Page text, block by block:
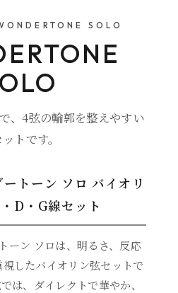
SOLO
、4弦の輪郭を整えやすい
トです。
トーン ソロ バイオリ
D・G線セット
ーン ソロは、明るさ、反応
したバイオリン弦セットで
は、ダイレクトで華やか、